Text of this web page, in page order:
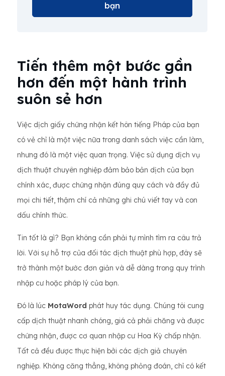
bạn
Tiến thêm một bước gần
hơn đến một hành trình
suôn sẻ hơn
Việc dịch giấy chứng nhận kết hôn tiếng Pháp của bạn
có vẻ chỉ là một việc nữa trong danh sách việc cần làm,
nhưng đó là một việc quan trọng. Việc sử dụng dịch vụ
dịch thuật chuyên nghiệp đảm bảo bản dịch của bạn
chính xác, được chứng nhận đúng quy cách và đầy đủ
mọi chi tiết, thậm chí cả những ghi chú viết tay và con
dấu chính thức.
Tin tốt là gì? Bạn không cần phải tự mình tìm ra câu trả
lời. Với sự hỗ trợ của đối tác dịch thuật phù hợp, đây sẽ
trở thành một bước đơn giản và dễ dàng trong quy trình
nhập cư hoặc pháp lý của bạn.
Đó là lúc MotaWord phát huy tác dụng. Chúng tôi cung
cấp dịch thuật nhanh chóng, giá cả phải chăng và được
chứng nhận, được cơ quan nhập cư Hoa Kỳ chấp nhận.
Tất cả đều được thực hiện bởi các dịch giả chuyên
nghiệp. Không căng thẳng, không phỏng đoán, chỉ có kết